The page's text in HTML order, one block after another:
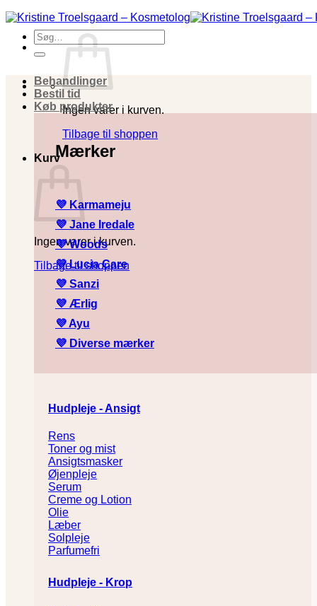
Fortsæt
til
indholdSøg
efter:
Ingen varer i kurven.
Tilbage til shoppen
Kurv
Ingen varer i kurven.
Tilbage til shoppen
Behandlinger
Bestil tid
Køb produkter
Mærker
💜 Karmameju
💜Jane Iredale
💜Woods
💜Lucia Care
💜 Sanzi
💜 Ærlig
💜 Ayu
💜 Diverse mærker
Hudpleje - Ansigt
Rens
Toner og mist
Ansigtsmasker
Øjenpleje
Serum
Creme og Lotion
Olie
Læber
Solpleje
Parfumefri
Hudpleje - Krop